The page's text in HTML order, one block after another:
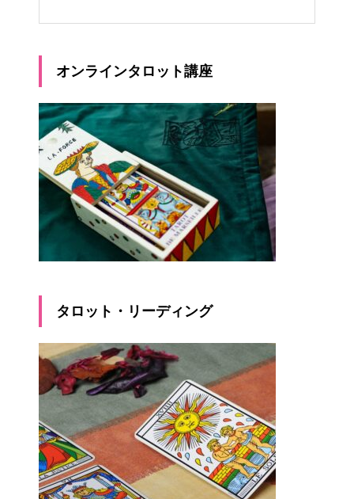
オンラインタロット講座
タロット・リーディング